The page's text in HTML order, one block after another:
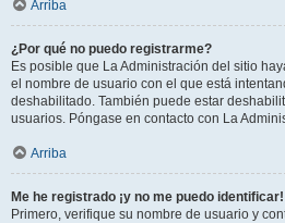
Arriba
¿Por qué no puedo registrarme?
Es posible que La Administración del sitio
el nombre de usuario con el que está
deshabilitado. También puede estar
usuarios. Póngase en contacto con La
Arriba
Me he registrado ¡y no me puedo identificar!
Primero, verifique su nombre de usuario y